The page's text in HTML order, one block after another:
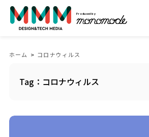
Produced by
ホーム > コロナウィルス
Tag：コロナウィルス